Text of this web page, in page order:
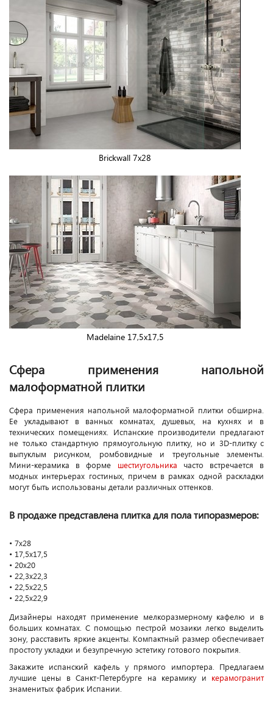
Brickwall 7x28
Madelaine 17,5x17,5
Сфера применения напольной
малоформатной плитки
Сфера применения напольной малоформатной плитки обширна.
Ее укладывают в ванных комнатах, душевых, на кухнях и в
технических помещениях. Испанские производители предлагают
не только стандартную прямоугольную плитку, но и 3D-плитку с
выпуклым рисунком, ромбовидные и треугольные элементы.
Мини-керамика в форме шестиугольника часто встречается в
модных интерьерах гостиных, причем в рамках одной раскладки
могут быть использованы детали различных оттенков.
В продаже представлена плитка для пола типоразмеров:
• 7х28
• 17,5х17,5
• 20х20
• 22,3х22,3
• 22,5х22,5
• 22,5х22,9
Дизайнеры находят применение мелкоразмерному кафелю и в
больших комнатах. С помощью пестрой мозаики легко выделить
зону, расставить яркие акценты. Компактный размер обеспечивает
простоту укладки и безупречную эстетику готового покрытия.
Закажите испанский кафель у прямого импортера. Предлагаем
лучшие цены в Санкт-Петербурге на керамику и керамогранит
знаменитых фабрик Испании.